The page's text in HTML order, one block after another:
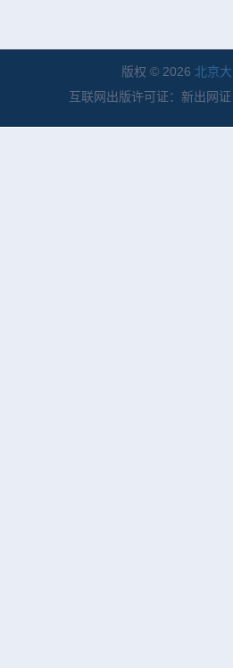
版权 © 2026 北京
互联网出版许可证：新出网